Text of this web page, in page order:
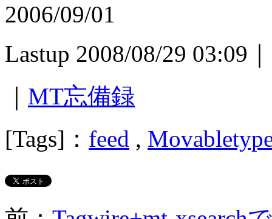
2006/09/01
Lastup 2008/08/29 03:09
MT忘備録
[Tags]： feed ,